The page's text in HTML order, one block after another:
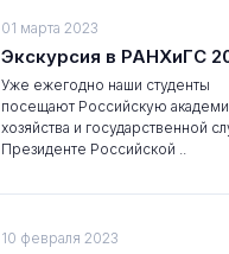
01 марта 2023
Экскурсия в РАНХиГС
Уже ежегодно наши студенты
посещают Российскую
хозяйства и государственной
Президенте Российской ..
10 февраля 2023